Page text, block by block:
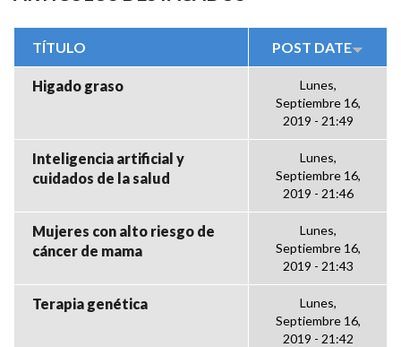
TÍTULO POST DATE
Higado graso
Lunes,
Septiembre 16,
2019 - 21:49
Inteligencia artificial y
cuidados de la salud
Lunes,
Septiembre 16,
2019 - 21:46
Mujeres con alto riesgo de
cáncer de mama
Lunes,
Septiembre 16,
2019 - 21:43
Terapia genética
Lunes,
Septiembre 16,
2019 - 21:42